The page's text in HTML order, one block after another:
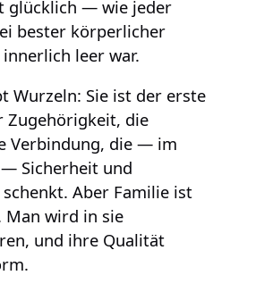
glücklich — wie jeder
bester körperlicher
leer war.
Wurzeln: Sie ist der erste
Zugehörigkeit, die
Verbindung, die — im
Sicherheit und
Aber Familie ist
Man wird in sie
und ihre Qualität